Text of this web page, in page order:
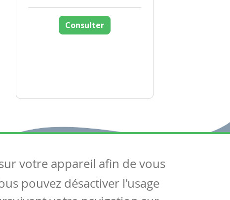
Consulter
nous
nous
Soutien scolaire
votre appareil afin de vous
pouvez désactiver l'usage